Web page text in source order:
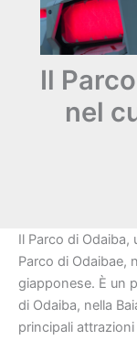
Il
nel
Il Parco di Odaiba,
Parco di Odaibae,
giapponese. È un
di Odaiba, nella
principali